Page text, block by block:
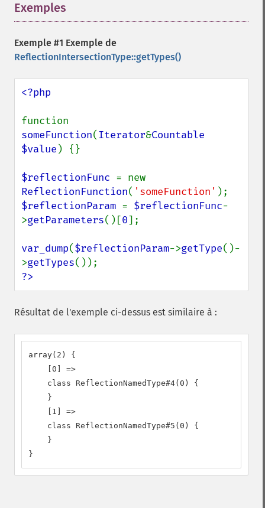
Exemples
Exemple #1 Exemple de
ReflectionIntersectionType::getTypes()
<?php
someFunction(Iterator&Countable
$value ) {}
$reflectionFunc
ReflectionFunction( 'someFunction'
$reflectionParam = $reflectionFunc-
>getParameters()[0];
var_dump($reflectionParam->getType()-
>getTypes
?>
Résultat de l'exemple ci-dessus est similaire à :
array(2) {
    [0] =>
    class ReflectionNamedType#4(0) {
    }
    [1] =>
    class ReflectionNamedType#5(0) {
    }
}